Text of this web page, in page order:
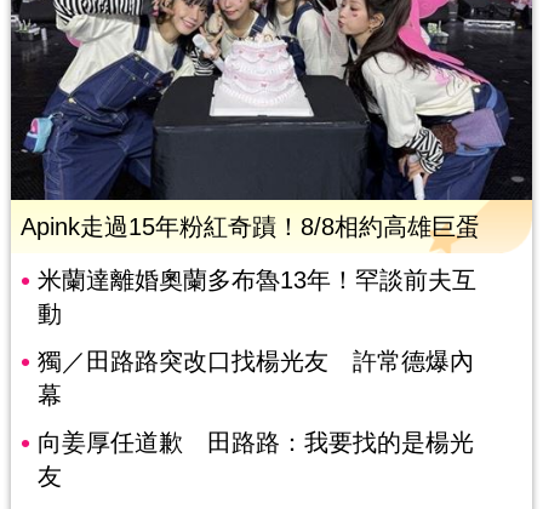
Apink走過15年粉紅奇蹟！8/8相約高雄巨蛋
米蘭達離婚奧蘭多布魯13年！罕談前夫互
動
獨／田路路突改口找楊光友 許常德爆內
幕
向姜厚任道歉 田路路：我要找的是楊光
友